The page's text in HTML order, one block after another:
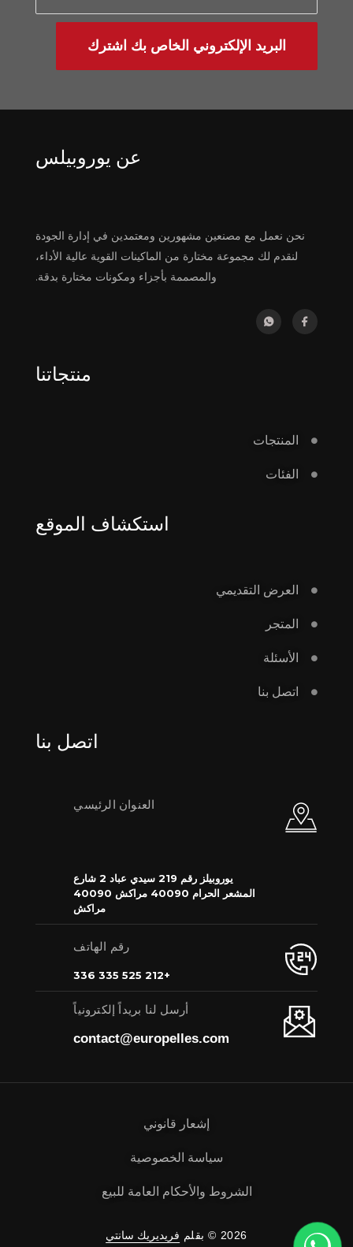
البريد الإلكتروني الخاص بك اشترك
عن يوروبيلس
نحن نعمل مع مصنعين مشهورين ومعتمدين في إدارة الجودة
لنقدم لك مجموعة مختارة من الماكينات القوية عالية الأداء،
والمصممة بأجزاء ومكونات مختارة بدقة.
منتجاتنا
المنتجات
الفئات
استكشاف الموقع
العرض التقديمي
المتجر
الأسئلة
اتصل بنا
اتصل بنا
العنوان الرئيسي
يوروبيلز رقم 219 سيدي عباد 2 شارع
المشعر الحرام 40090 مراكش 40090
مراكش
رقم الهاتف
+212 525 335 336
أرسل لنا بريداً إلكترونياً
contact@europelles.com
إشعار قانوني
سياسة الخصوصية
الشروط والأحكام العامة للبيع
2026 © بقلم فريديريك سانتي